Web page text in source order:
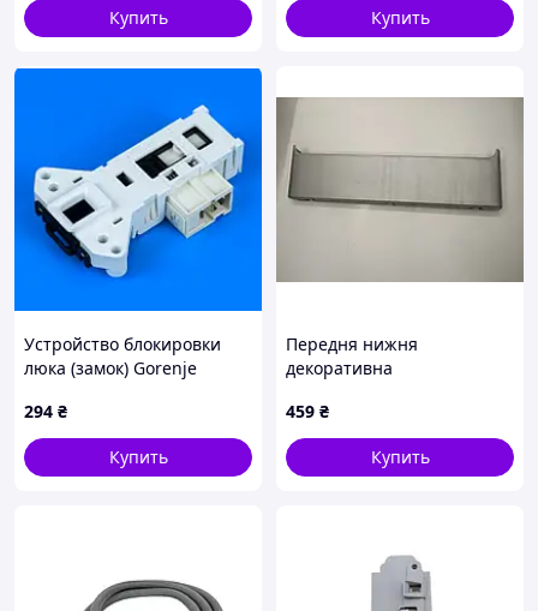
Купить
Купить
Устройство блокировки
люка (замок) Gorenje
294 ₴
Купить
Передня нижня
декоративна
пральної машини Indesit
PWSE 6108 S Б/У
459 ₴
Купить